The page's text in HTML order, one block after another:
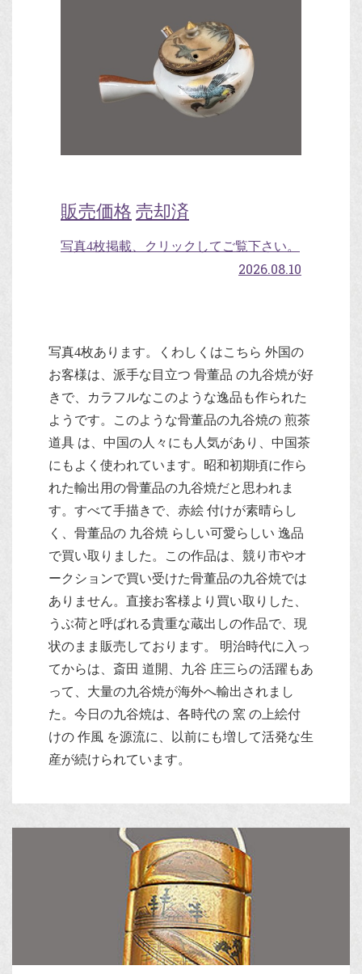
販売価格 売却済
写真4枚掲載、クリックしてご覧下さい。
2026.08.10
写真4枚あります。くわしくはこちら 外国の
お客様は、派手な目立つ 骨董品 の九谷焼が好
きで、カラフルなこのような逸品も作られた
ようです。このような骨董品の九谷焼の 煎茶
道具 は、中国の人々にも人気があり、中国茶
にもよく使われています。昭和初期頃に作ら
れた輸出用の骨董品の九谷焼だと思われま
す。すべて手描きで、赤絵 付けが素晴らし
く、骨董品の 九谷焼 らしい可愛らしい 逸品
で買い取りました。この作品は、競り市やオ
ークションで買い受けた骨董品の九谷焼では
ありません。直接お客様より買い取りした、
うぶ荷と呼ばれる貴重な蔵出しの作品で、現
状のまま販売しております。 明治時代に入っ
てからは、斎田 道開、九谷 庄三らの活躍もあ
って、大量の九谷焼が海外へ輸出されまし
た。今日の九谷焼は、各時代の 窯 の上絵付
けの 作風 を源流に、以前にも増して活発な生
産が続けられています。